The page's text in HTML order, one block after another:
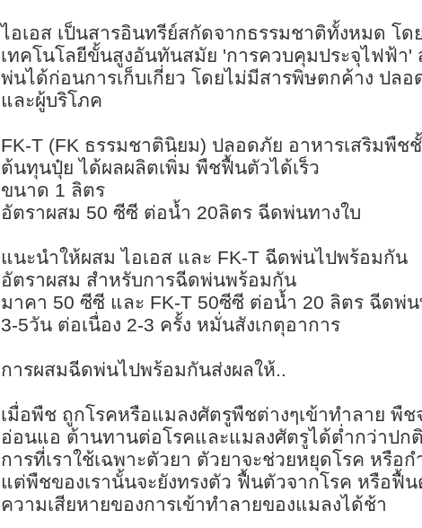
ไอเอส เป็นสารอินทรีย์สกัดจากธรรมชาติทั้งหมด โด
เทคโนโลยีขั้นสูงอันทันสมัย 'การควบคุมประจุไฟฟ้า'
พ่นได้ก่อนการเก็บเกี่ยว โดยไม่มีสารพิษตกค้าง ปล
และผู้บริโภค
FK-T (FK ธรรมชาตินิยม) ปลอดภัย อาหารเสริมพืช
ต้นทุนปุ๋ย ได้ผลผลิตเพิ่ม พืชฟื้นตัวได้เร็ว
ขนาด 1 ลิตร
อัตราผสม 50 ซีซี ต่อน้ำ 20ลิตร ฉีดพ่นทางใบ
แนะนำให้ผสม ไอเอส และ FK-T ฉีดพ่นไปพร้อมกัน
อัตราผสม สำหรับการฉีดพ่นพร้อมกัน
มาคา 50 ซีซี และ FK-T 50ซีซี ต่อน้ำ 20 ลิตร ฉีดพ่น
3-5วัน ต่อเนื่อง 2-3 ครั้ง หมั่นสังเกตุอาการ
การผสมฉีดพ่นไปพร้อมกันส่งผลให้..
เมื่อพืช ถูกโรคหรือแมลงศัตรูพืชต่างๆเข้าทำลาย พืช
อ่อนแอ ต้านทานต่อโรคและแมลงศัตรูได้ต่ำกว่าปกติ
การที่เราใช้เฉพาะตัวยา ตัวยาจะช่วยหยุดโรค หรือ
แต่พืชของเรานั้นจะยังทรงตัว ฟื้นตัวจากโรค หรือฟื้น
ความเสียหายของการเข้าทำลายของแมลงได้ช้า